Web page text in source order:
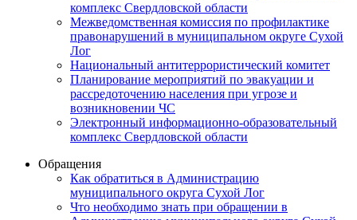
комплекс Cвердловской области
Межведомственная комиссия по профилактике
правонарушений в муниципальном округе Сухой
Лог
Национальный антитеррористический комитет
Планирование мероприятий по эвакуации и
рассредоточению населения при угрозе и
возникновении ЧС
Электронный информационно-образовательный
комплекс Свердловской области
Обращения
Как обратиться в Администрацию
муниципального округа Сухой Лог
Что необходимо знать при обращении в